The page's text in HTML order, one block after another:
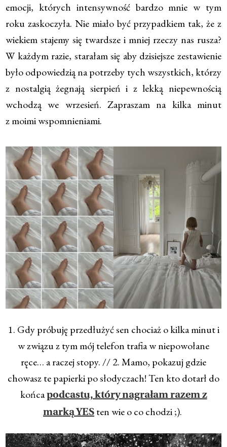
emocji, których intensywność bardzo mnie w tym
roku zaskoczyła. Nie miało być przypadkiem tak, że z
wiekiem stajemy się twardsze i mniej rzeczy nas rusza?
W każdym razie, starałam się aby dzisiejsze zestawienie
było odpowiedzią na potrzeby tych wszystkich, którzy
z nostalgią żegnają sierpień i z lekką niepewnością
wchodzą we wrzesień. Zapraszam na kilka minut
z moimi wspomnieniami.
1. Gdy próbuję przedłużyć sen chociaż o kilka minut i
w związu z tym mój telefon trafia w niepowołane
ręce… a raczej stopy. // 2. Mamo, pokazuj gdzie
chowasz te papierki po słodyczach! Ten kto dotarł do
końcapodcastu, który nagrałam razem z
marką YES ten wie o co chodzi ;).